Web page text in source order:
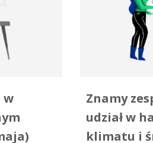
w
Znamy
udział w
klimatu i